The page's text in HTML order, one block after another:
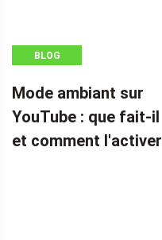
BLOG
Mode ambiant sur
YouTube : que fait-il
et comment l'activer